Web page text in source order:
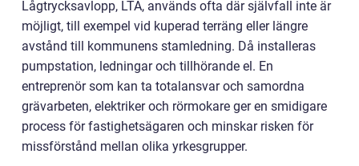
Lågtrycksavlopp, LTA, används ofta där självfall inte är
möjligt, till exempel vid kuperad terräng eller längre
avstånd till kommunens stamledning. Då installeras
pumpstation, ledningar och tillhörande el. En
entreprenör som kan ta totalansvar och samordna
grävarbeten, elektriker och rörmokare ger en smidigare
process för fastighetsägaren och minskar risken för
missförstånd mellan olika yrkesgrupper.